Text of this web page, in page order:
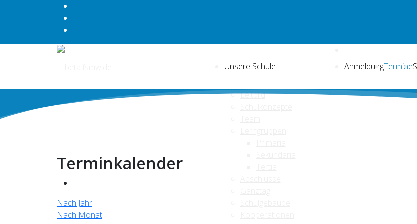
Unsere Schule
Leitbild
AnmeldungTermine
Terminkalender
Nach Jahr
Nach Monat